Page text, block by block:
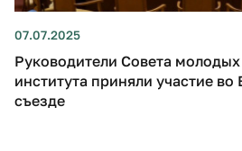
07.07.2025
Руководители Совета
института приняли участие
съезде